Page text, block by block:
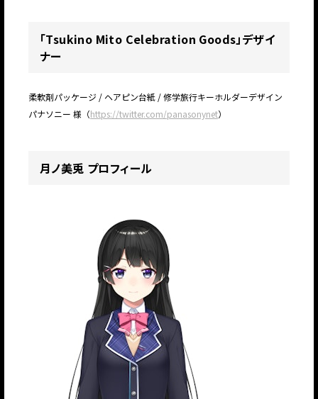
「Tsukino Mito Celebration Goods」デザイ
ナー
柔軟剤パッケージ / ヘアピン台紙 / 修学旅行キーホルダーデザイン
パナソニー 様（https://twitter.com/panasonynet）
月ノ美兎 プロフィール